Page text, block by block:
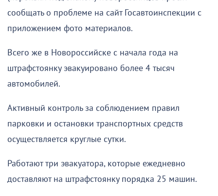
сообщать о проблеме на сайт Госавтоинспекции с
приложением фото материалов.
Всего же в Новороссийске с начала года на
штрафстоянку эвакуировано более 4 тысяч
автомобилей.
Активный контроль за соблюдением правил
парковки и остановки транспортных средств
осуществляется круглые сутки.
Работают три эвакуатора, которые ежедневно
доставляют на штрафстоянку порядка 25 машин.